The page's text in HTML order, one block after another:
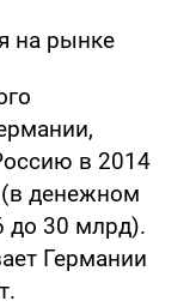
на рынке
в 2014
(в денежном
до 30 млрд).
Германии